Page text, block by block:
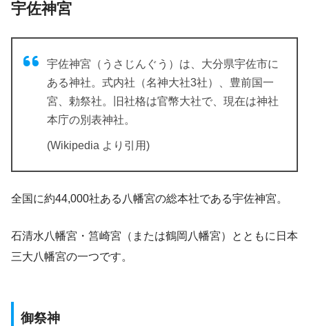
宇佐神宮
宇佐神宮（うさじんぐう）は、大分県宇佐市に
ある神社。式内社（名神大社3社）、豊前国一
宮、勅祭社。旧社格は官幣大社で、現在は神社
本庁の別表神社。
(Wikipedia より引用)
全国に約44,000社ある八幡宮の総本社である宇佐神宮。
石清水八幡宮・筥崎宮（または鶴岡八幡宮）とともに日本
三大八幡宮の一つです。
御祭神